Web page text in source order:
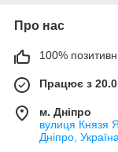
Про нас
100%
Працює з
м. Дніпро
вулиця Князя
Дніпро, Україна